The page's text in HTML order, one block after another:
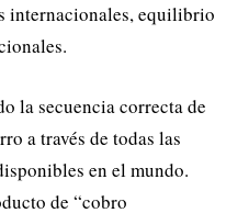
internacionales, equilibrio
la secuencia correcta de
a través de todas las
en el mundo.
de “cobro